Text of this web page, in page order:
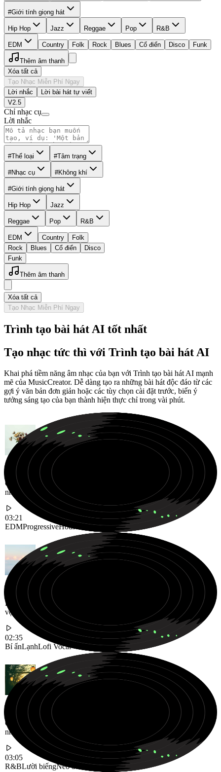
#Giới tính giọng hát
Hip Hop Jazz Reggae Pop R&B
EDM Country Folk Rock Blues Cổ điển Disco Funk
Thêm âm thanh
Xóa tất cả
Tạo Nhạc Miễn Phí Ngay
Lời nhắc
Lời bài hát tự viết
V2.5
Chỉ nhạc cụ
Lời nhắc
#Thể loại #Tâm trạng
#Nhạc cụ #Không khí
#Giới tính giọng hát
Hip Hop Jazz
Reggae Pop R&B
EDM Country
Folk
Rock
Blues Cổ điển
Disco
Funk
Thêm âm thanh
Xóa tất cả
Tạo Nhạc Miễn Phí Ngay
Trình tạo bài hát AI tốt nhất
Tạo nhạc tức thì với Trình tạo bài hát AI
Khai phá tiềm năng âm nhạc của bạn với Trình tạo bài hát AI mạnh
mẽ của MusicCreator. Dễ dàng tạo ra những bài hát độc đáo từ các
gợi ý văn bản đơn giản hoặc các tùy chọn cài đặt trước, biến ý
tưởng sáng tạo của bạn thành hiện thực chỉ trong vài phút.
Giai điệu Progressive House tràn đầy năng lượng, được tạo ra cho
những khoảnh khắc lễ hội lớn
03:21
EDMProgressiveHouse
Bản nhạc Lofi vocal lạnh lùng và bí ẩn trôi dạt qua những tiếng
vọng đêm mơ màng
02:35
Bí ẩnLạnhLofi Vocal
Giai điệu R&B Neo Soul mượt mà và lười biếng, được thiết kế cho
những buổi tối chậm rãi, thoải mái
03:05
R&BLười biếngNeo Soul